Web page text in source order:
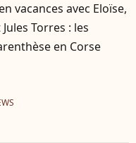
vacances avec Eloïse,
Torres : les
en Corse